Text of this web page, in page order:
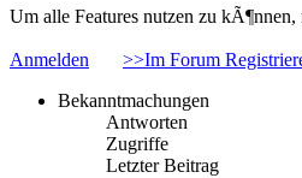
Um alle Features nutzen zu
Anmelden
>>Im Forum
Bekanntmachungen
Antworten
Zugriffe
Letzter Beitrag